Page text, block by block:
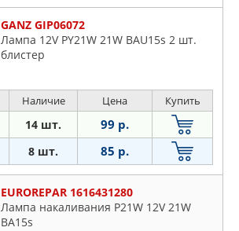
GANZ GIP06072
Лампа 12V PY21W 21W BAU15s 2 шт.
блистер
Наличие Цена Купить
14 шт. 99 р.
8 шт. 85 р.
EUROREPAR 1616431280
Лампа накаливания P21W 12V 21W
BA15s